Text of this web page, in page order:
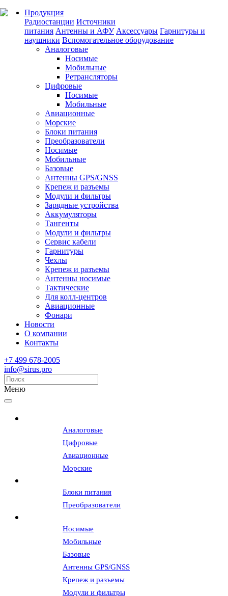
Продукция
Радиостанции Источники
питания Антенны и АФУ Аксессуары Гарнитуры и
наушники Вспомогательное оборудование
Аналоговые
Носимые
Мобильные
Ретрансляторы
Цифровые
Носимые
Мобильные
Авиационные
Морские
Блоки питания
Преобразователи
Носимые
Мобильные
Базовые
Антенны GPS/GNSS
Крепеж и разъемы
Модули и фильтры
Зарядные устройства
Аккумуляторы
Тангенты
Модули и фильтры
Сервис кабели
Гарнитуры
Чехлы
Крепеж и разъемы
Антенны носимые
Тактические
Для колл-центров
Авиационные
Фонари
Новости
О компании
Контакты
+7 499 678-2005
info@sirus.pro
Меню
Аналоговые
Цифровые
Авиационные
Морские
Блоки питания
Преобразователи
Носимые
Мобильные
Базовые
Антенны GPS/GNSS
Крепеж и разъемы
Модули и фильтры